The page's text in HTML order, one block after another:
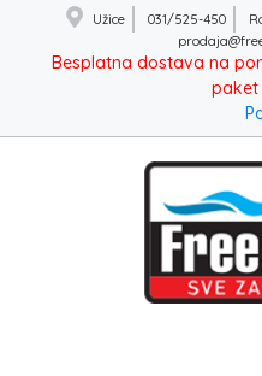
Užice 031/525-450
Besplatna dostava na
paket